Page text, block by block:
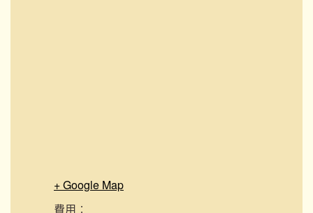
+ Google Map
費用︰